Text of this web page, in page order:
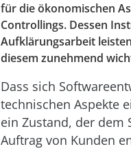
für die ökonomischen
Controllings. Dessen
Aufklärungsarbeit
diesem zunehmend
Dass sich
technischen Aspekte
ein Zustand, der dem
Auftrag von Kunden